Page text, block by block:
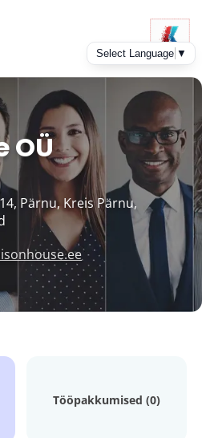
OÜ
Pärnu, Kreis Pärnu,
Tööpakkumised (0)